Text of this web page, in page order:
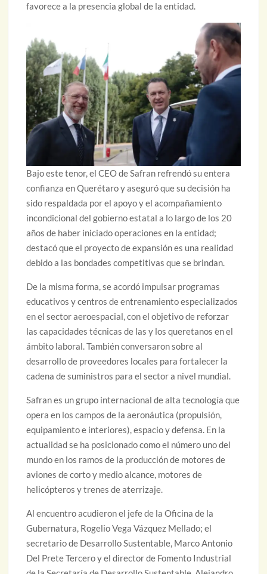
favorece a la presencia global de la entidad.
Bajo este tenor, el CEO de Safran refrendó su entera
confianza en Querétaro y aseguró que su decisión ha
sido respaldada por el apoyo y el acompañamiento
incondicional del gobierno estatal a lo largo de los 20
años de haber iniciado operaciones en la entidad;
destacó que el proyecto de expansión es una realidad
debido a las bondades competitivas que se brindan.
De la misma forma, se acordó impulsar programas
educativos y centros de entrenamiento especializados
en el sector aeroespacial, con el objetivo de reforzar
las capacidades técnicas de las y los queretanos en el
ámbito laboral. También conversaron sobre al
desarrollo de proveedores locales para fortalecer la
cadena de suministros para el sector a nivel mundial.
Safran es un grupo internacional de alta tecnología que
opera en los campos de la aeronáutica (propulsión,
equipamiento e interiores), espacio y defensa. En la
actualidad se ha posicionado como el número uno del
mundo en los ramos de la producción de motores de
aviones de corto y medio alcance, motores de
helicópteros y trenes de aterrizaje.
Al encuentro acudieron el jefe de la Oficina de la
Gubernatura, Rogelio Vega Vázquez Mellado; el
secretario de Desarrollo Sustentable, Marco Antonio
Del Prete Tercero y el director de Fomento Industrial